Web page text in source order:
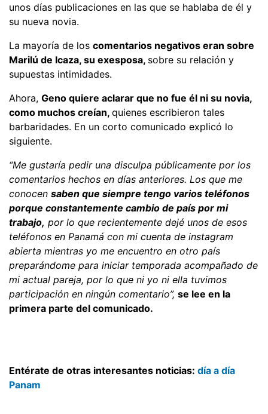
unos días publicaciones en las que se hablaba de él y
su nueva novia.
La mayoría de los comentarios negativos eran sobre
Marilú de Icaza, su exesposa, sobre su relación y
supuestas intimidades.
Ahora, Geno quiere aclarar que no fue él ni su novia,
como muchos creían, quienes escribieron tales
barbaridades. En un corto comunicado explicó lo
siguiente.
“Me gustaría pedir una disculpa públicamente por los
comentarios hechos en días anteriores. Los que me
conocen saben que siempre tengo varios teléfonos
porque constantemente cambio de país por mi
trabajo, por lo que recientemente dejé unos de esos
teléfonos en Panamá con mi cuenta de instagram
abierta mientras yo me encuentro en otro país
preparándome para iniciar temporada acompañado de
mi actual pareja, por lo que ni yo ni ella tuvimos
participación en ningún comentario”, se lee en la
primera parte del comunicado.
Entérate de otras interesantes noticias: día a día
Panam